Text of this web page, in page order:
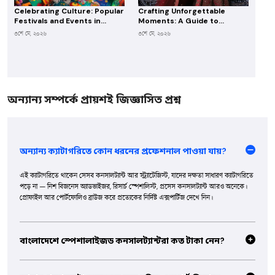
Celebrating Culture: Popular
Festivals and Events in
Bangladesh
৩শে মে, ২০২৬
Crafting Unforgettable
Moments: A Guide to
Planning Your Dream
৩শে মে, ২০২৬
অন্যান্য সম্পর্কে প্রায়শই জিজ্ঞাসিত প্রশ্ন
অন্যান্য ক্যাটাগরিতে কোন ধরনের প্রফেশনাল পাওয়া যায়?
এই ক্যাটাগরিতে থাকেন সেসব কনসালট্যান্ট আর স্ট্র্যাটেজিস্ট, যাদের দক্ষতা সাধারণ ক্যাটাগরিতে
পড়ে না — নিশ বিজনেস অ্যাডভাইজর, রিসার্চ স্পেশালিস্ট, প্রসেস কনসালট্যান্ট আরও অনেকে।
প্রোফাইল আর পোর্টফোলিও ব্রাউজ করে প্রত্যেকের নির্দিষ্ট এক্সপার্টিজ দেখে নিন।
বাংলাদেশে স্পেশালাইজড কনসালট্যান্টরা কত টাকা নেন?